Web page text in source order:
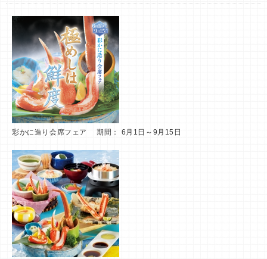
彩かに造り会席フェア 期間： 6月1日～9月15日